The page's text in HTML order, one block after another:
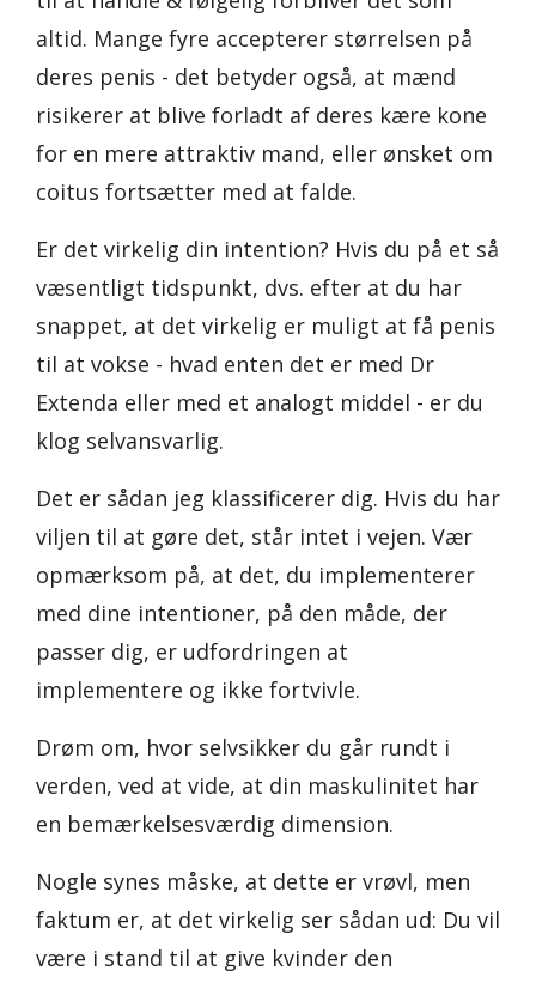
altid. Mange fyre accepterer størrelsen på
deres penis - det betyder også, at mænd
risikerer at blive forladt af deres kære kone
for en mere attraktiv mand, eller ønsket om
coitus fortsætter med at falde.
Er det virkelig din intention? Hvis du på et så
væsentligt tidspunkt, dvs. efter at du har
snappet, at det virkelig er muligt at få penis
til at vokse - hvad enten det er med Dr
Extenda eller med et analogt middel - er du
klog selvansvarlig.
Det er sådan jeg klassificerer dig. Hvis du har
viljen til at gøre det, står intet i vejen. Vær
opmærksom på, at det, du implementerer
med dine intentioner, på den måde, der
passer dig, er udfordringen at
implementere og ikke fortvivle.
Drøm om, hvor selvsikker du går rundt i
verden, ved at vide, at din maskulinitet har
en bemærkelsesværdig dimension.
Nogle synes måske, at dette er vrøvl, men
faktum er, at det virkelig ser sådan ud: Du vil
være i stand til at give kvinder den